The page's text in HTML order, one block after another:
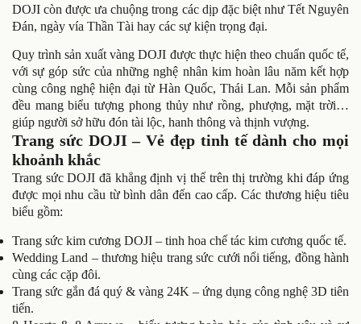
DOJI còn được ưa chuộng trong các dịp đặc biệt như Tết Nguyên
Đán, ngày vía Thần Tài hay các sự kiện trọng đại.
Quy trình sản xuất vàng DOJI được thực hiện theo chuẩn quốc tế,
với sự góp sức của những nghệ nhân kim hoàn lâu năm kết hợp
cùng công nghệ hiện đại từ Hàn Quốc, Thái Lan. Mỗi sản phẩm
đều mang biểu tượng phong thủy như rồng, phượng, mặt trời…
giúp người sở hữu đón tài lộc, hanh thông và thịnh vượng.
Trang sức DOJI – Vẻ đẹp tinh tế dành cho mọi
khoảnh khắc
Trang sức DOJI đã khẳng định vị thế trên thị trường khi đáp ứng
được mọi nhu cầu từ bình dân đến cao cấp. Các thương hiệu tiêu
biểu gồm:
Trang sức kim cương DOJI – tinh hoa chế tác kim cương quốc tế.
Wedding Land – thương hiệu trang sức cưới nổi tiếng, đồng hành
cùng các cặp đôi.
Trang sức gắn đá quý & vàng 24K – ứng dụng công nghệ 3D tiên
tiến.